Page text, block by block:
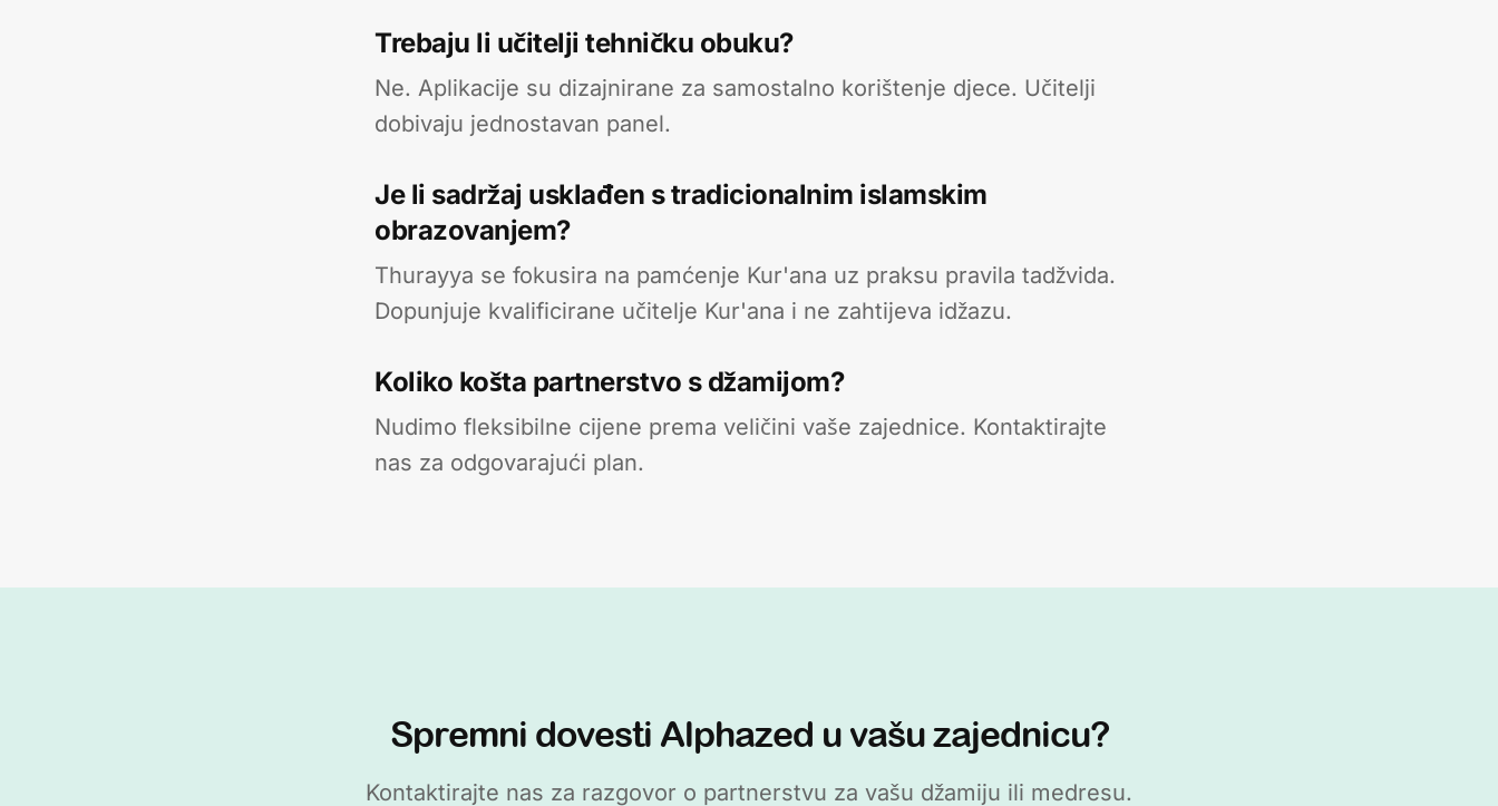
Trebaju li učitelji tehničku obuku?
Ne. Aplikacije su dizajnirane za samostalno korištenje djece. Učitelji
dobivaju jednostavan panel.
Je li sadržaj usklađen s tradicionalnim islamskim
obrazovanjem?
Thurayya se fokusira na pamćenje Kur'ana uz praksu pravila tadžvida.
Dopunjuje kvalificirane učitelje Kur'ana i ne zahtijeva idžazu.
Koliko košta partnerstvo s džamijom?
Nudimo fleksibilne cijene prema veličini vaše zajednice. Kontaktirajte
nas za odgovarajući plan.
Spremni dovesti Alphazed u vašu zajednicu?
Kontaktirajte nas za razgovor o partnerstvu za vašu džamiju ili medresu.